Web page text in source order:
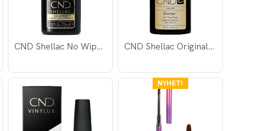
CND Shellac No Wipe+ Top Coat 7,3ml CND Shellac Original Top Coat